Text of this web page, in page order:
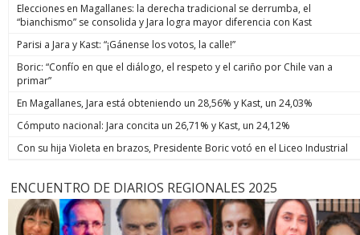
Elecciones en Magallanes: la derecha tradicional se derrumba, el
“bianchismo” se consolida y Jara logra mayor diferencia con Kast
Parisi a Jara y Kast: “¡Gánense los votos, la calle!”
Boric: “Confío en que el diálogo, el respeto y el cariño por Chile van a
primar”
En Magallanes, Jara está obteniendo un 28,56% y Kast, un 24,03%
Cómputo nacional: Jara concita un 26,71% y Kast, un 24,12%
Con su hija Violeta en brazos, Presidente Boric votó en el Liceo Industrial
ENCUENTRO DE DIARIOS REGIONALES 2025